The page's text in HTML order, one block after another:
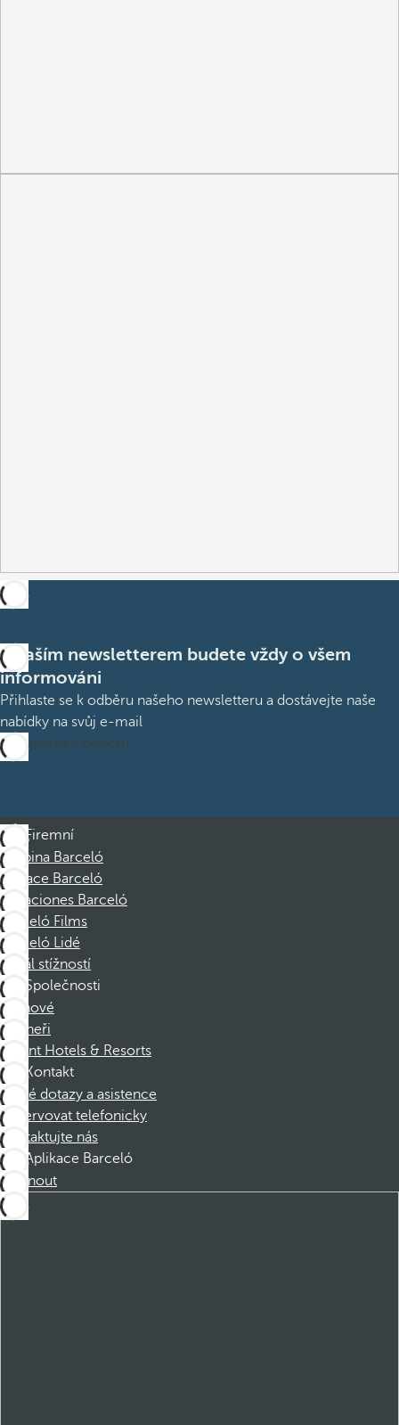
S naším newsletterem budete vždy o všem
informováni
Přihlaste se k odběru našeho newsletteru a dostávejte naše
nabídky na svůj e-mail
Přihlásit se k odběru
Firemní
Skupina Barceló
Nadace Barceló
Vacaciones Barceló
Barceló Films
Barceló Lidé
Kanál stížností
Společnosti
Členové
Partneři
Dorint Hotels & Resorts
Kontakt
Časté dotazy a asistence
Rezervovat telefonicky
Kontaktujte nás
Aplikace Barceló
Stáhnout